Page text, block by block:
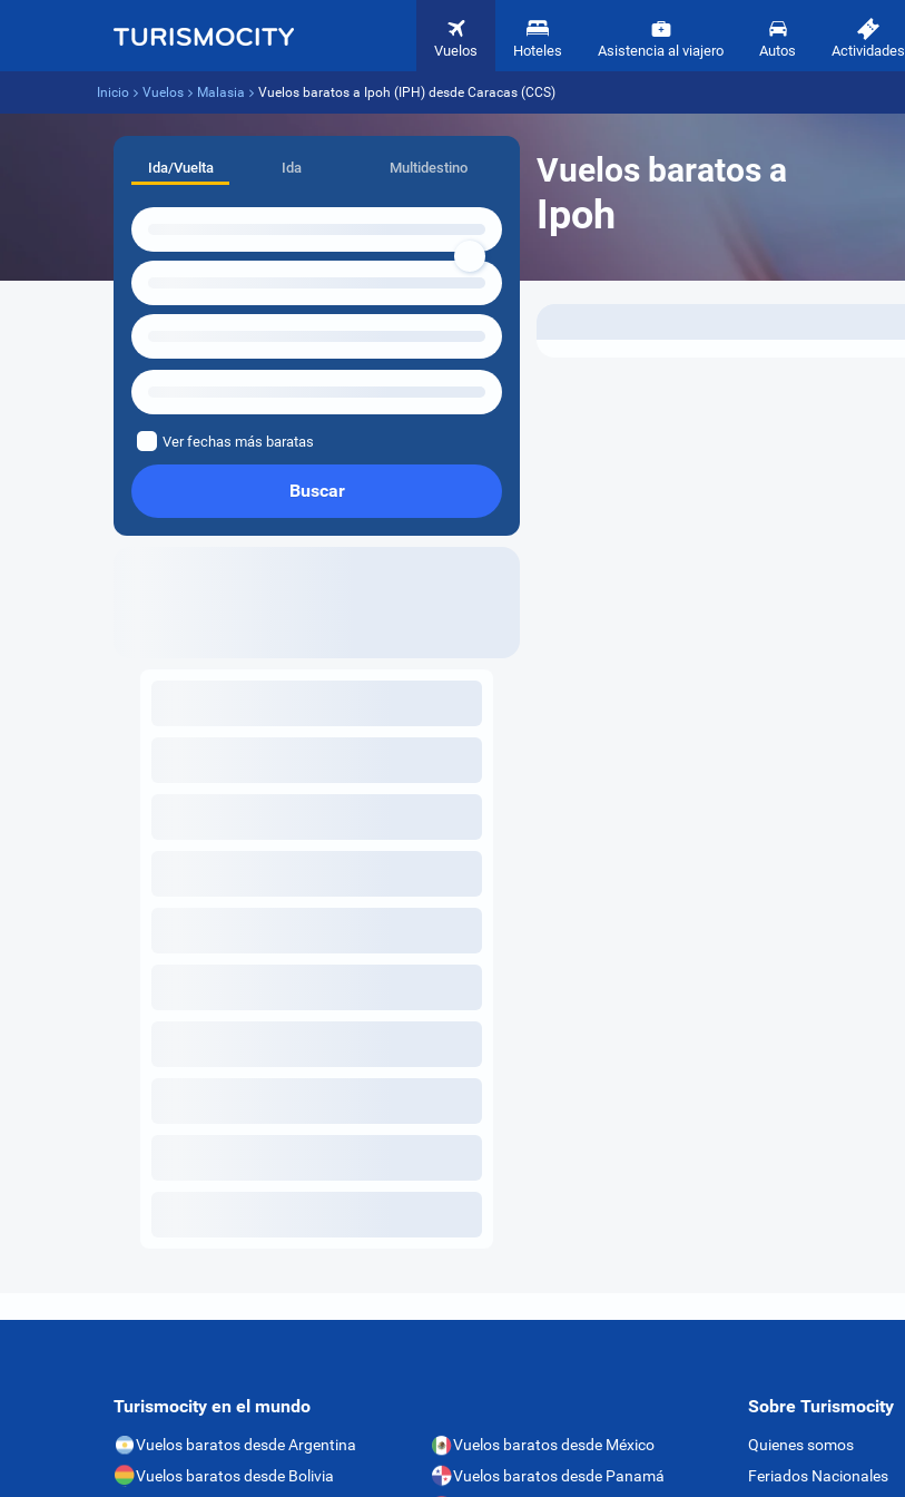
Vuelos Hoteles Asistencia al viajero Autos Actividades
Inicio Vuelos Malasia Vuelos baratos a Ipoh (IPH) desde Caracas (CCS)
Vuelos baratos a
Ipoh
Ida/Vuelta Ida Multidestino
Ver fechas más baratas
Buscar
Turismocity en el mundo
Vuelos baratos desde Argentina
Vuelos baratos desde Bolivia
Vuelos baratos desde México
Vuelos baratos desde Panamá
Sobre Turismocity
Quienes somos
Feriados Nacionales